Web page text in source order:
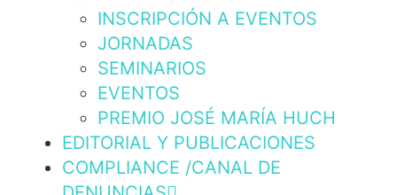
INSCRIPCIÓN A EVENTOS
JORNADAS
SEMINARIOS
EVENTOS
PREMIO JOSÉ MARÍA HUCH
EDITORIAL Y PUBLICACIONES
COMPLIANCE /CANAL DE